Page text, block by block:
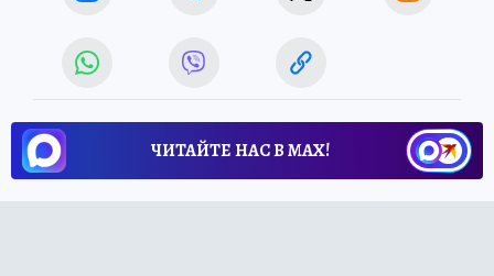
ЧИТАЙТЕ НАС В МАХ!